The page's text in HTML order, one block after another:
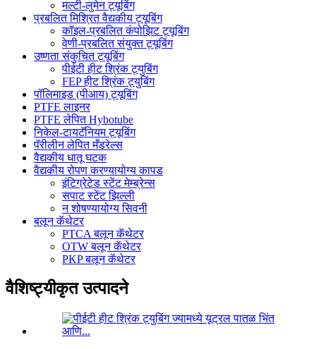
मल्टी-लुमेन ट्यूबिंग
प्रबलित मिश्रित वैद्यकीय ट्यूबिंग
कॉइल-प्रबलित कंपोझिट ट्यूबिंग
वेणी-प्रबलित संयुक्त ट्यूबिंग
उष्णता संकुचित ट्यूबिंग
पीईटी हीट श्रिंक ट्युबिंग
FEP हीट श्रिंक ट्युबिंग
पॉलिमाइड (पीआय) ट्यूबिंग
PTFE लाइनर
PTFE लेपित Hybotube
निकेल-टायटॅनियम ट्यूबिंग
पॅरीलीन लेपित मँडरेल्स
वैद्यकीय धातू घटक
वैद्यकीय रोपण करण्यायोग्य कापड
इंटिग्रेटेड स्टेंट मेम्ब्रेन्स
सपाट स्टेंट झिल्ली
न शोषण्यायोग्य सिवनी
बलून कॅथेटर
PTCA बलून कॅथेटर
OTW बलून कॅथेटर
PKP बलून कॅथेटर
वैशिष्ट्यीकृत उत्पादने